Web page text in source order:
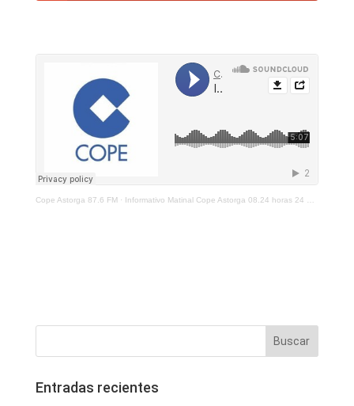
Cope Astorga 87.6 FM· Informativo Matinal Cope Astorga 08.24 horas 24 de Septiembre 2021
Entradas recientes